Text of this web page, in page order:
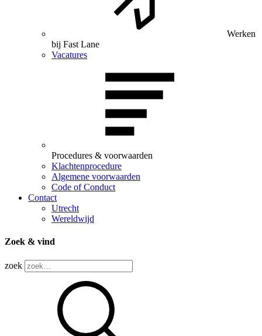
Werken
bij Fast Lane
Vacatures
Procedures & voorwaarden
Klachtenprocedure
Algemene voorwaarden
Code of Conduct
Contact
Utrecht
Wereldwijd
Zoek & vind
zoek